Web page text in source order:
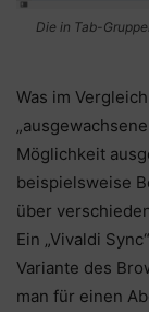
Die in Tab-
Was im
Möglichkeit
beispielsweise
über
Ein „Vivaldi
Variante des
man für einen